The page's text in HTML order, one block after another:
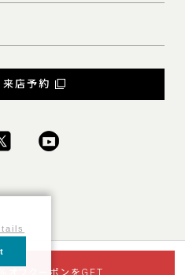
オフクーポンをGET
来店予約